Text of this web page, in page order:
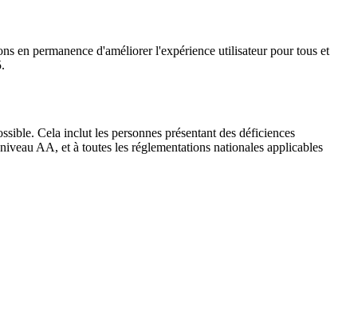
en permanence d'améliorer l'expérience utilisateur pour tous et
Cela inclut les personnes présentant des déficiences
AA, et à toutes les réglementations nationales applicables